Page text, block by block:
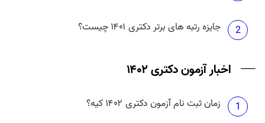
2 جایزه رتبه های برتر دکتری ۱۴۰۱ چیست؟
اخبار آزمون دکتری ۱۴۰۲
1 زمان ثبت نام آزمون دکتری ۱۴۰۲ کیه؟